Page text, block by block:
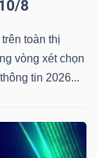
8
toàn thị
vòng xét chọn
tin 2026...